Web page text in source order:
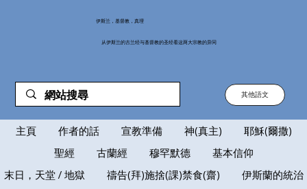
伊斯兰，基督教，真理
从伊斯兰的古兰经与基督教的圣经看这两大宗教的异同
其他語文
主頁 作者的話 宣教準備 神(真主)
耶穌(爾撒)
聖經
古蘭經 穆罕默德
基本信仰
末日，天堂 / 地獄
禱告(拜)施捨(課)禁食(齋)
伊斯蘭的統治